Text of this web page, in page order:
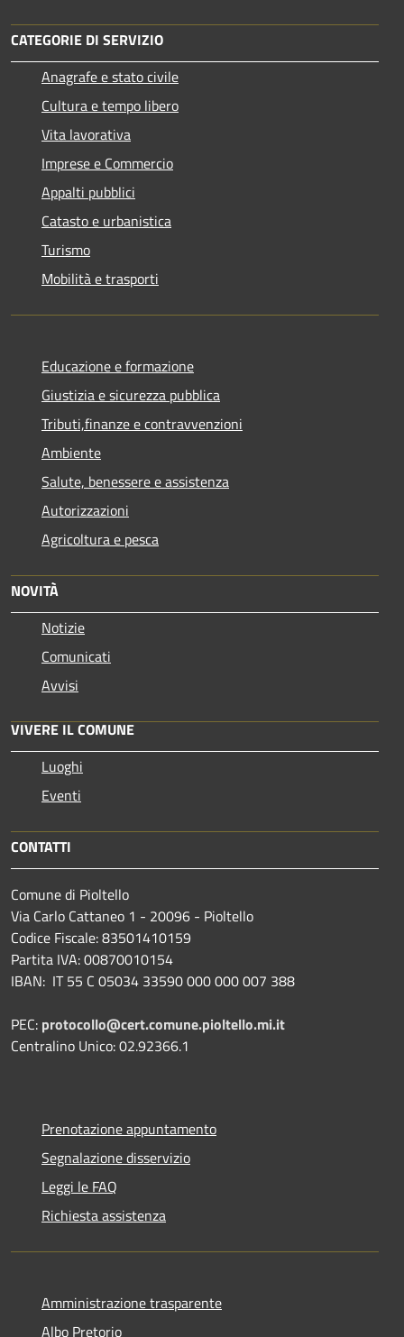
CATEGORIE DI SERVIZIO
Anagrafe e stato civile
Cultura e tempo libero
Vita lavorativa
Imprese e Commercio
Appalti pubblici
Catasto e urbanistica
Turismo
Mobilità e trasporti
Educazione e formazione
Giustizia e sicurezza pubblica
Tributi,finanze e contravvenzioni
Ambiente
Salute, benessere e assistenza
Autorizzazioni
Agricoltura e pesca
NOVITÀ
Notizie
Comunicati
Avvisi
VIVERE IL COMUNE
Luoghi
Eventi
CONTATTI
Comune di Pioltello
Via Carlo Cattaneo 1 - 20096 - Pioltello
Codice Fiscale: 83501410159
Partita IVA: 00870010154
IBAN: IT 55 C 05034 33590 000 000 007 388
PEC: protocollo@cert.comune.pioltello.mi.it
Centralino Unico: 02.92366.1
Prenotazione appuntamento
Segnalazione disservizio
Leggi le FAQ
Richiesta assistenza
Amministrazione trasparente
Albo Pretorio